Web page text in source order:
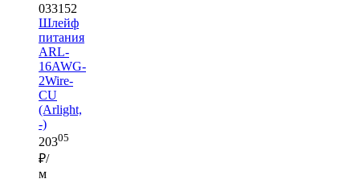
033152
Шлейф
питания
ARL-
16AWG-
2Wire-
CU
(Arlight,
-)
20305
₽/
м